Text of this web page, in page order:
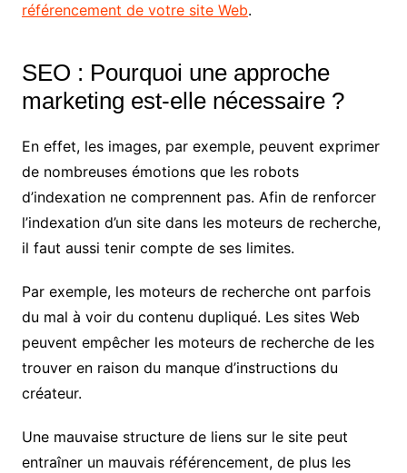
référencement de votre site Web.
SEO : Pourquoi une approche
marketing est-elle nécessaire ?
En effet, les images, par exemple, peuvent exprimer
de nombreuses émotions que les robots
d’indexation ne comprennent pas. Afin de renforcer
l’indexation d’un site dans les moteurs de recherche,
il faut aussi tenir compte de ses limites.
Par exemple, les moteurs de recherche ont parfois
du mal à voir du contenu dupliqué. Les sites Web
peuvent empêcher les moteurs de recherche de les
trouver en raison du manque d’instructions du
créateur.
Une mauvaise structure de liens sur le site peut
entraîner un mauvais référencement, de plus les